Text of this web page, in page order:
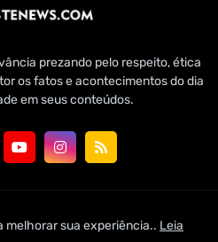
prezando pelo respeito, ética
os fatos e acontecimentos do dia
em seus conteúdos.
Júnior para Jornal Noroeste
melhorar sua experiência.. Leia